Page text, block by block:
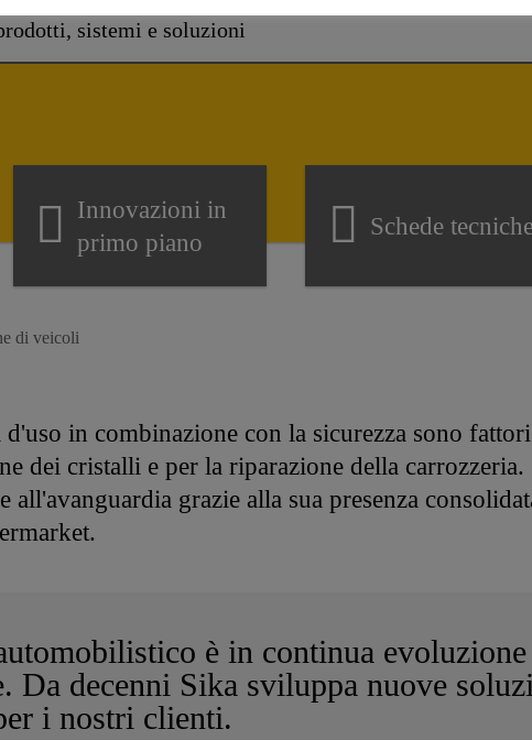
Innovazioni in
primo piano
Schede
di veicoli
in combinazione con la sicurezza sono
dei cristalli e per la riparazione della
all'avanguardia grazie alla sua presenza
è in continua
Da decenni Sika sviluppa nuove
i nostri clienti.